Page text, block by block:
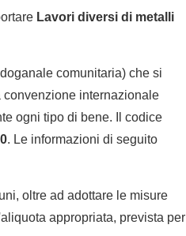
Lavori diversi di metalli
comunitaria) che si
internazionale
ogni tipo di bene. Il codice
. Le informazioni di seguito
oltre ad adottare le misure
appropriata, prevista per